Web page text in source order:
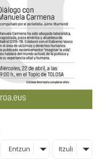
Entzun Itzuli